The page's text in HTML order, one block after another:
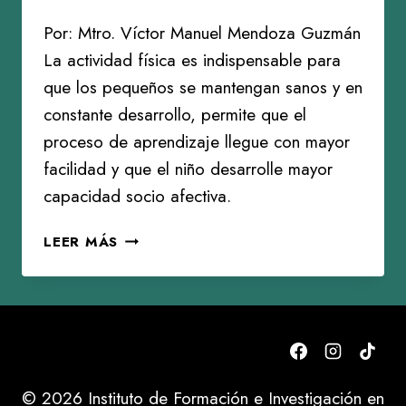
Por: Mtro. Víctor Manuel Mendoza Guzmán
La actividad física es indispensable para
que los pequeños se mantengan sanos y en
constante desarrollo, permite que el
proceso de aprendizaje llegue con mayor
facilidad y que el niño desarrolle mayor
capacidad socio afectiva.
LEER MÁS EJERCICIO
SALIR
DE
© 2026 Instituto de Formación e Investigación en